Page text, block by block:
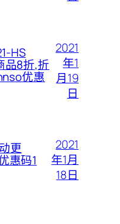
HS
品8折,折
优惠
2021
年1
月19
日
更
惠码1
2021
年1月
18日